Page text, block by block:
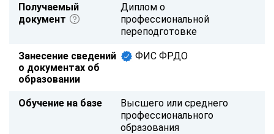
Получаемый
документ
Диплом о
профессиональной
переподготовке
Занесение сведений
о документах об
образовании
ФИС ФРДО
Обучение на базе
Высшего или среднего
профессионального
образования